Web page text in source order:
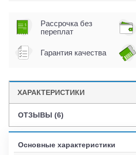
Рассрочка без
переплат
Гарантия качества
ХАРАКТЕРИСТИКИ
ОТЗЫВЫ (6)
Основные характеристики